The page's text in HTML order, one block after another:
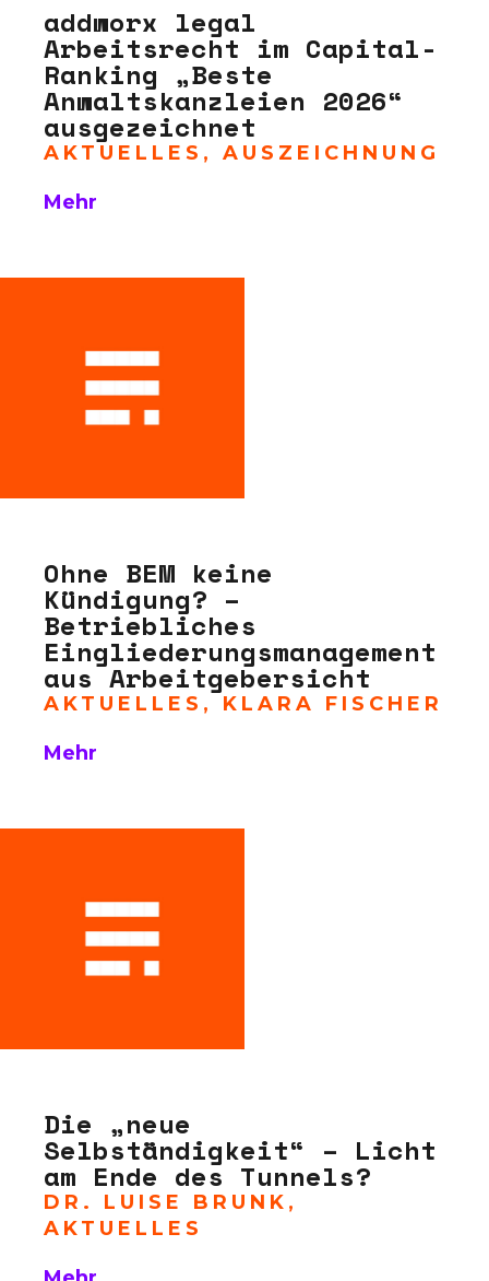
addworx legal
Arbeitsrecht im Capital-
Ranking „Beste
Anwaltskanzleien 2026“
ausgezeichnet
AKTUELLES , AUSZEICHNUNG
Mehr
Ohne BEM keine
Kündigung? –
Betriebliches
Eingliederungsmanagement
aus Arbeitgebersicht
AKTUELLES , KLARA FISCHER
Mehr
Die „neue
Selbständigkeit“ – Licht
am Ende des Tunnels?
DR. LUISE BRUNK ,
AKTUELLES